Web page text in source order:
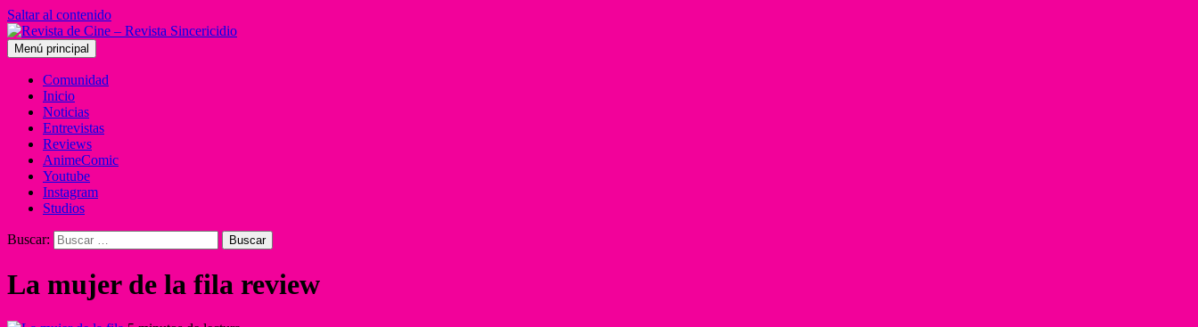
Saltar al contenido
Menú principal
Comunidad
Inicio
Noticias
Entrevistas
Reviews
AnimeComic
Youtube
Instagram
Studios
Buscar:
La mujer de la fila review